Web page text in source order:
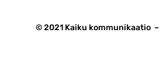
© 2021 Kaiku kommunikaatio –